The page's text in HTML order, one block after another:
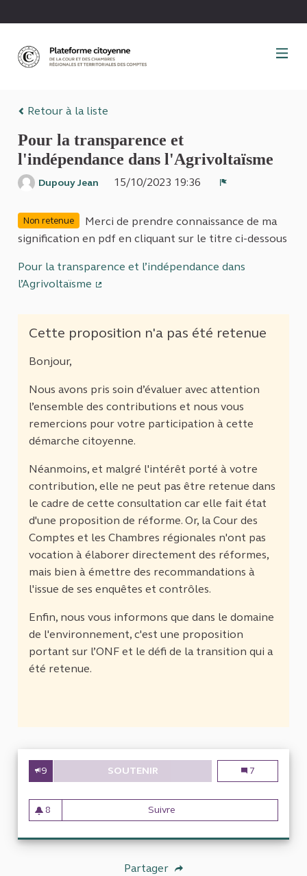
Retour à la liste
Pour la transparence et
l'indépendance dans l'Agrivoltaïsme
Dupouy Jean
15/10/2023 19:36
Non retenue
Merci de prendre connaissance de ma
signification en pdf en cliquant sur le titre ci-dessous
Pour la transparence et l’indépendance dans
l’Agrivoltaïsme
Cette proposition n'a pas été retenue
Bonjour,
Nous avons pris soin d’évaluer avec attention
l’ensemble des contributions et nous vous
remercions pour votre participation à cette
démarche citoyenne.
Néanmoins, et malgré l'intérêt porté à votre
contribution, elle ne peut pas être retenue dans
le cadre de cette consultation car elle fait état
d'une proposition de réforme. Or, la Cour des
Comptes et les Chambres régionales n'ont pas
vocation à élaborer directement des réformes,
mais bien à émettre des recommandations à
l'issue de ses enquêtes et contrôles.
Enfin, nous vous informons que dans le domaine
de l'environnement, c'est une proposition
portant sur l’ONF et le défi de la transition qui a
été retenue.
9 SOUTENIR POUR LA TRANSPARENCE ET
Pour la
7
8
8 abonnés
Suivre
Partager